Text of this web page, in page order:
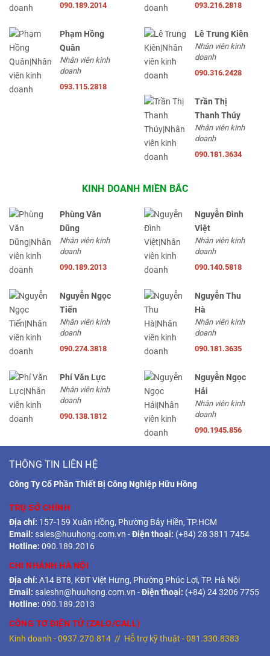
090.189.2014
093.216.2818
Phạm Hồng
Quân
Nhân viên kinh
doanh
093.115.2818
Lê Trung Kiên
Nhân viên kinh
doanh
090.316.2428
Trần Thị
Thanh Thúy
Nhân viên kinh
doanh
090.181.3634
KINH DOANH MIỀN BẮC
Phùng Văn
Dũng
Nhân viên kinh
doanh
090.189.2013
Nguyễn Đình
Việt
Nhân viên kinh
doanh
090.140.5818
Nguyễn Ngọc
Tiến
Nhân viên kinh
doanh
090.274.3818
Nguyễn Thu
Hà
Nhân viên kinh
doanh
090.181.3635
Phí Văn Lực
Nhân viên kinh
doanh
090.138.1812
Nguyễn Ngọc
Hải
Nhân viên kinh
doanh
090.1945.856
THÔNG TIN LIÊN HỆ
Công Ty Cổ Phần Thiết Bị Công Nghiệp Hữu Hồng
TRỤ SỞ CHÍNH
Địa chỉ: 157-159 Xuân Hồng, Phường Bảy Hiền, TP.HCM
Email: sales@huuhong.com.vn -Điện thoại: (+84) 28 3811 7454
Hotline: 090.189.2016
CHI NHÁNH HÀ NỘI
Địa chỉ: A14 BT8, KĐT Việt Hưng, Phường Phúc Lợi, TP. Hà Nội
Email: saleshn@huuhong.com.vn -Điện thoại: (+84) 24 3206 7755
Hotline: 090.189.2013
CÔNG TƠ ĐIỆN TỬ (ZALO/CALL)
Kinh doanh -0937.270.814 // Hỗ trợ kỹ thuật -081.330.8383